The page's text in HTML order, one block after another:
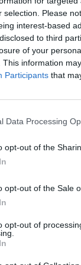
selection. Please
interest-based
to third
of your
This information
Participants that
Data Processing
opt-out of the
opt-out of the Sale
opt-out of
To
gdzie
Watykańskie , by
mają, którzy
są to
chwile,
naszych
kard.
cywilną, w tym